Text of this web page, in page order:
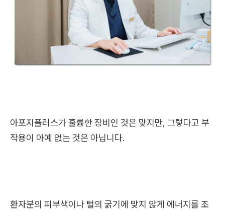
아포지플러스가 훌륭한 장비인 것은 맞지만, 그렇다고 부
작용이 아예 없는 것은 아닙니다.
환자분의 피부색이나 털의 굵기에 맞지 않게 에너지를 조